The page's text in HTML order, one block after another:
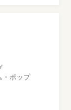
・ポップ